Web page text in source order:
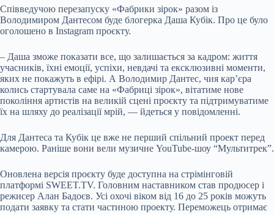
Співведучою перезапуску «Фабрики зірок» разом із
Володимиром Дантесом буде блогерка Даша Кубік. Про це було
оголошено в Instagram проєкту.
– Даша зможе показати все, що залишається за кадром: життя
учасників, їхні емоції, успіхи, невдачі та ексклюзивні моменти,
яких не покажуть в ефірі. А Володимир Дантес, чия кар’єра
колись стартувала саме на «Фабриці зірок», вітатиме нове
покоління артистів на великій сцені проєкту та підтримуватиме
їх на шляху до реалізації мрій, — йдеться у повідомленні.
Для Дантеса та Кубік це вже не перший спільний проект перед
камерою. Раніше вони вели музичне YouTube-шоу “Мультитрек”.
Оновлена версія проєкту буде доступна на стрімінговій
платформі SWEET.TV. Головним наставником став продюсер і
режисер Алан Бадоєв. Усі охочі віком від 16 до 25 років можуть
подати заявку та стати частиною проекту. Переможець отримає